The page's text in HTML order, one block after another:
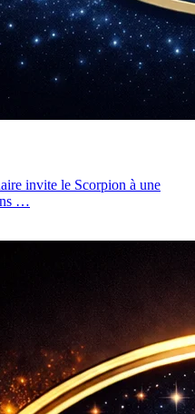
invite le Scorpion à une
…